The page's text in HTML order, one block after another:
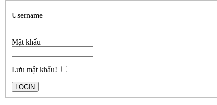
Username
Mật khẩu
Lưu mật khẩu!